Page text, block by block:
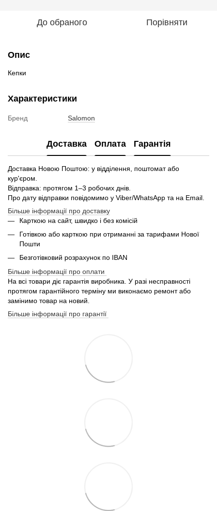
До обраного Порівняти
Опис
Кепки
Характеристики
Бренд Salomon
Доставка Оплата Гарантія
Доставка Новою Поштою: у відділення, поштомат або
кур'єром.
Відправка: протягом 1–3 робочих днів.
Про дату відправки повідомимо у Viber/WhatsApp та на Email.
Більше інформації про доставку
Карткою на сайт, швидко і без комісій
Готівкою або карткою при отриманні за тарифами Нової
Пошти
Безготівковий розрахунок по IBAN
Більше інформації про оплати
На всі товари діє гарантія виробника. У разі несправності
протягом гарантійного терміну ми виконаємо ремонт або
замінимо товар на новий.
Більше інформації про гарантії